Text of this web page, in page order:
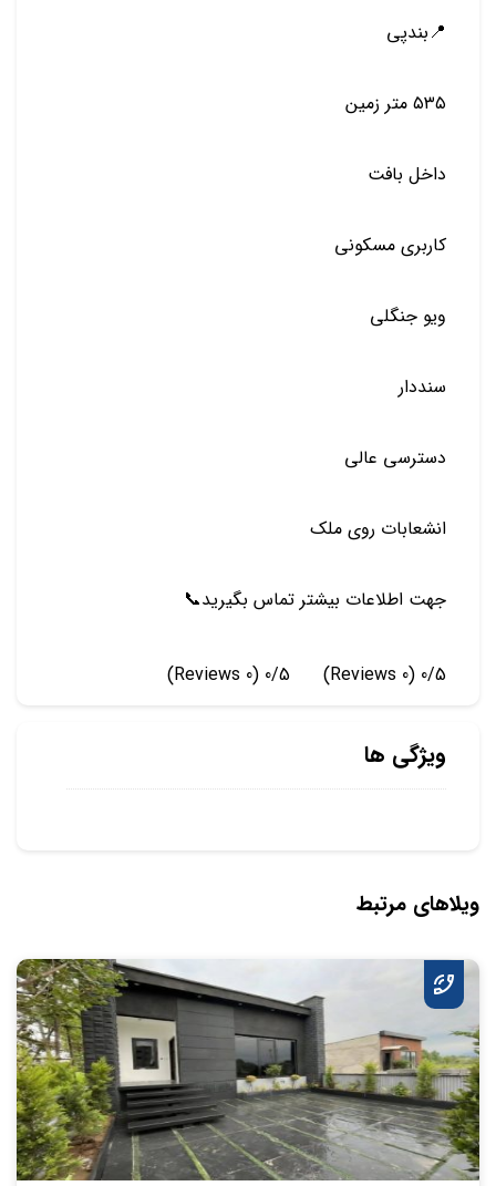
📍بندپي
٥٣٥ متر زمين
داخل بافت
كاربري مسكوني
ويو جنگلي
سنددار
دسترسي عالي
انشعابات روي ملك
جهت اطلاعات بيشتر تماس بگيريد📞
0/5
(0 Reviews)
0/5
(0 Reviews)
ویژگی ها
ویلاهای مرتبط